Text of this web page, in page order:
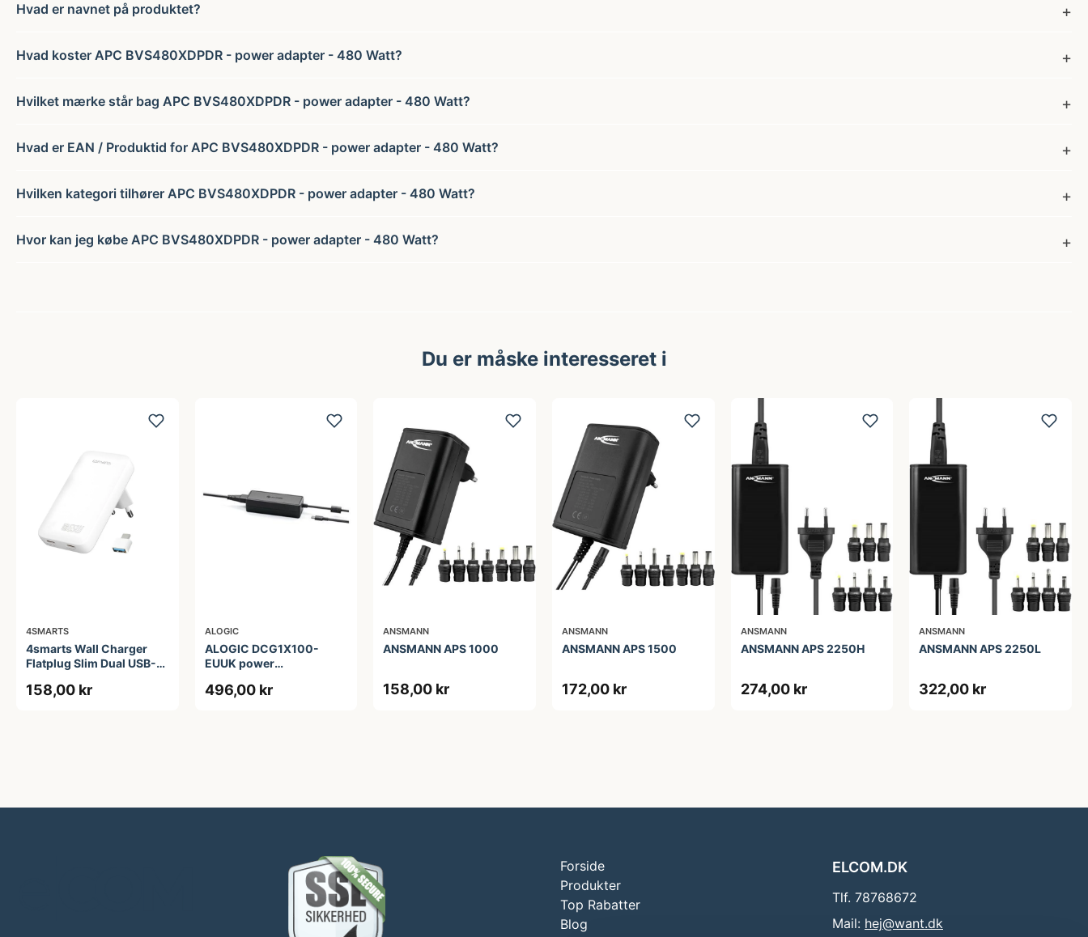
Hvad er navnet på produktet?
Hvad koster APC BVS480XDPDR - power adapter - 480 Watt?
Hvilket mærke står bag APC BVS480XDPDR - power adapter - 480 Watt?
Hvad er EAN / Produktid for APC BVS480XDPDR - power adapter - 480 Watt?
Hvilken kategori tilhører APC BVS480XDPDR - power adapter - 480 Watt?
Hvor kan jeg købe APC BVS480XDPDR - power adapter - 480 Watt?
Du er måske interesseret i
4SMARTS
4smarts Wall Charger
Flatplug Slim Dual USB-C
158,00 kr
ALOGIC
ALOGIC DCG1X100-
EUUK power
496,00 kr
ANSMANN
ANSMANN APS 1000
158,00 kr
ANSMANN
ANSMANN APS 1500
172,00 kr
ANSMANN
ANSMANN APS 2250H
274,00 kr
ANSMANN
ANSMANN APS 2250L
322,00 kr
Forside
Produkter
Top Rabatter
Blog
ELCOM.DK
Tlf. 78768672
Mail: hej@want.dk